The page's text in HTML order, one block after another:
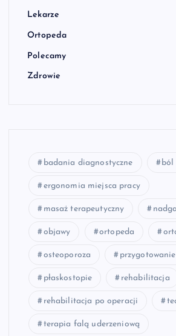
Lekarze
Ortopeda
Polecamy
Zdrowie
badania diagnostyczne ból
ergonomia miejsca pracy
masaż terapeutyczny
objawy ortopeda
osteoporoza
płaskostopie rehabilitacja
rehabilitacja po operacji
terapia falą uderzeniową